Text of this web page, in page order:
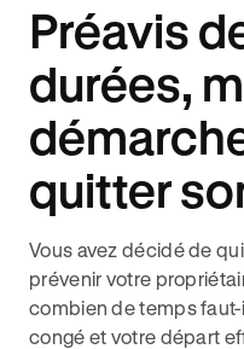
Préavis
durées,
quitter
Vous avez décidé de
prévenir votre
combien de temps
congé et votre départ